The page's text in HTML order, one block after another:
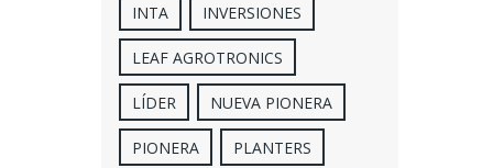
INTA INVERSIONES
LEAF AGROTRONICS
LÍDER NUEVA PIONERA
PIONERA PLANTERS